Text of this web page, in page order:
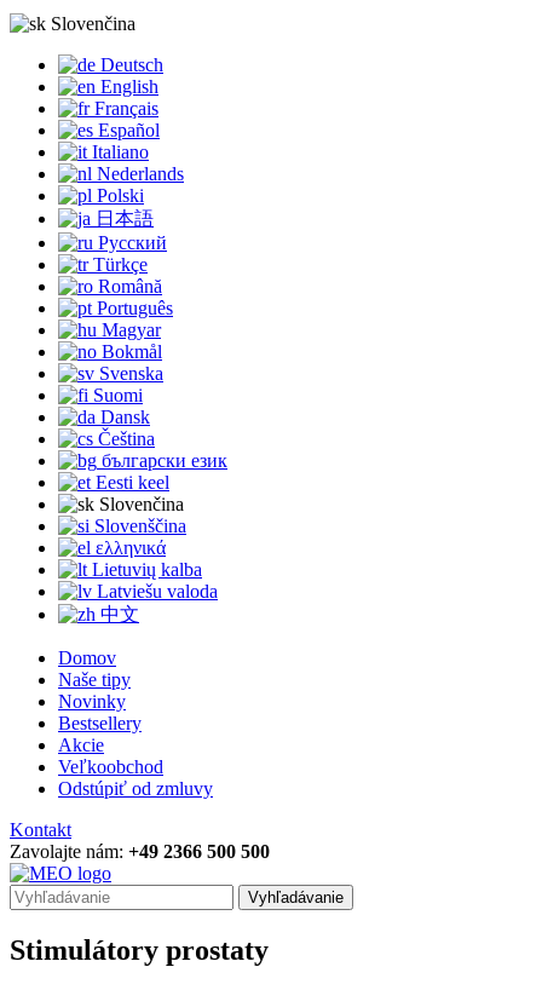
Slovenčina
Deutsch
English
Français
Español
Italiano
Nederlands
Polski
日本語
Русский
Türkçe
Română
Português
Magyar
Bokmål
Svenska
Suomi
Dansk
Čeština
български език
Eesti keel
Slovenčina
Slovenščina
ελληνικά
Lietuvių kalba
Latviešu valoda
中文
Domov
Naše tipy
Novinky
Bestsellery
Akcie
Veľkoobchod
Odstúpiť od zmluvy
Kontakt
Zavolajte nám: +49 2366 500 500
Vyhľadávanie
Stimulátory prostaty